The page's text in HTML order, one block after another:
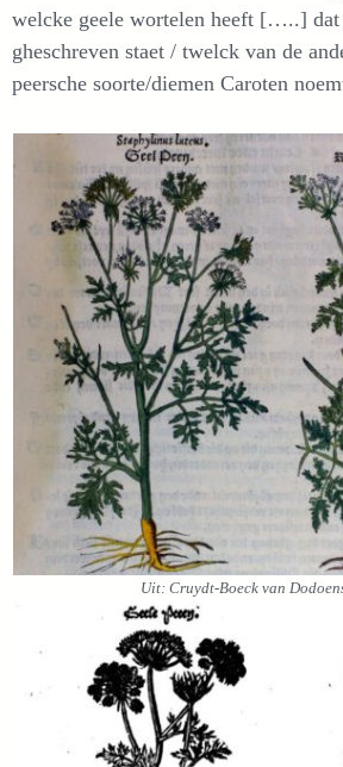
welcke geele wortelen heeft […..]
gheschreven staet / twelck van de
peersche soorte/diemen Caroten
Uit: Cruydt-Boeck van